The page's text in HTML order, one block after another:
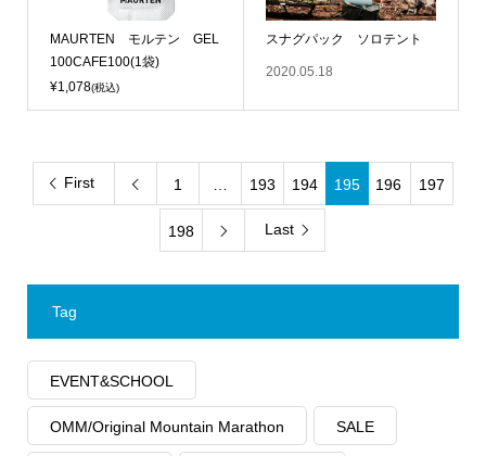
MAURTEN モルテン GEL
100CAFE100(1袋)
¥1,078(税込)
スナグパック ソロテント
2020.05.18
First  1 193 194 195 196 197
198  Last
Tag
EVENT&SCHOOL
OMM/Original Mountain Marathon SALE